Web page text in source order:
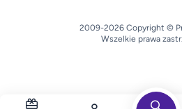
2009-2026 Copyright ©
Wszelkie prawa